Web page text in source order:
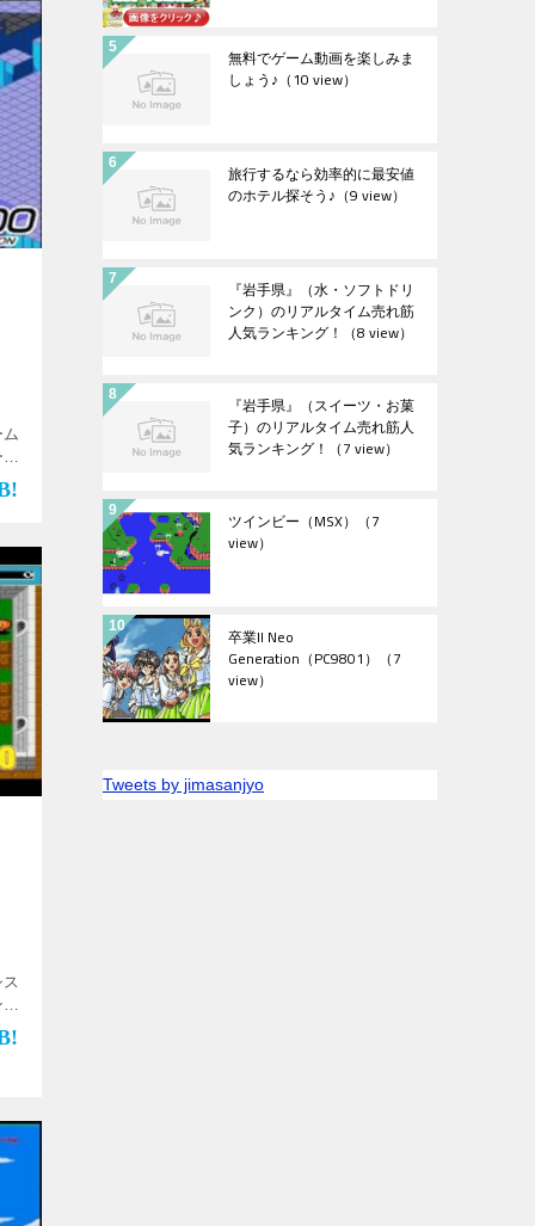
♪
無料でゲーム動画を楽しみま
しょう♪ （10 view）
旅行するなら効率的に最安値
のホテル探そう♪ （9 view）
『岩手県』（水・ソフトドリ
ンク）のリアルタイム売れ筋
人気ランキング！ （8 view）
『岩手県』（スイーツ・お菓
子）のリアルタイム売れ筋人
気ランキング！ （7 view）
ツインビー（MSX） （7
view）
卒業II Neo
Generation（PC9801） （7
view）
Tweets by jimasanjyo